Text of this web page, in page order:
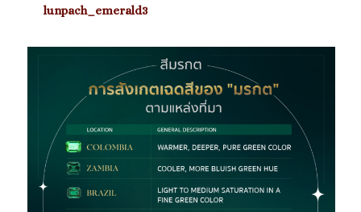
lunpach_emerald3